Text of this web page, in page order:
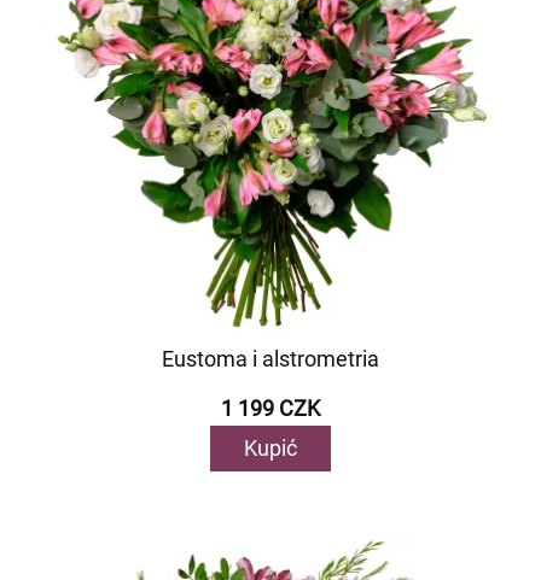
Eustoma i alstrometria
1 199 CZK
Kupić